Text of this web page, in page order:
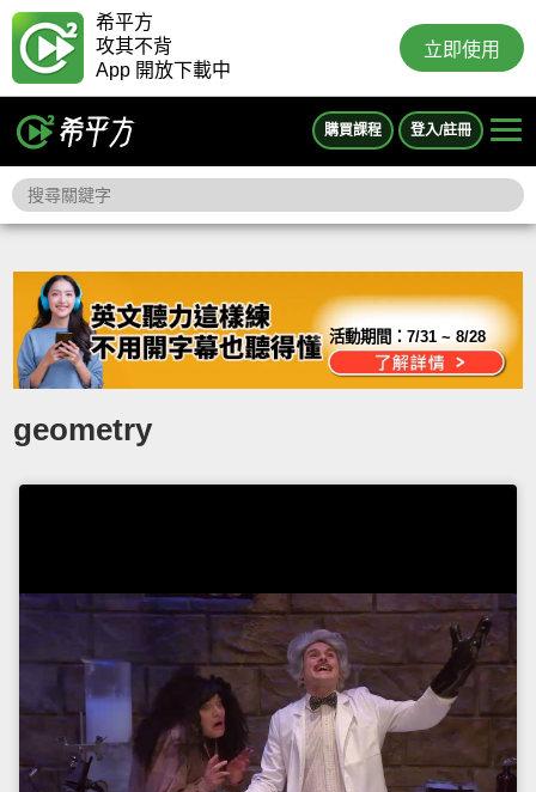
希平方
攻其不背
App 開放下載中
立即使用
購買課程 登入/註冊
活動期間：7/31 ~ 8/28
geometry